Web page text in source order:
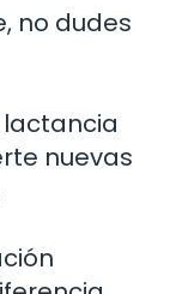
no dudes
nuevas